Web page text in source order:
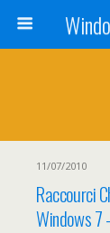
11/07/2010
Raccourci
Windows 7